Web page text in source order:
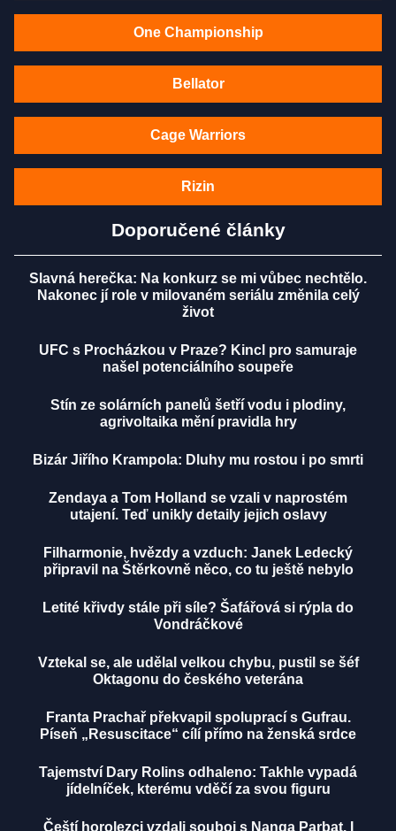
One Championship
Bellator
Cage Warriors
Rizin
Doporučené články
Slavná herečka: Na konkurz se mi vůbec nechtělo.
Nakonec jí role v milovaném seriálu změnila celý
život
UFC s Procházkou v Praze? Kincl pro samuraje
našel potenciálního soupeře
Stín ze solárních panelů šetří vodu i plodiny,
agrivoltaika mění pravidla hry
Bizár Jiřího Krampola: Dluhy mu rostou i po smrti
Zendaya a Tom Holland se vzali v naprostém
utajení. Teď unikly detaily jejich oslavy
Filharmonie, hvězdy a vzduch: Janek Ledecký
připravil na Štěrkovně něco, co tu ještě nebylo
Letité křivdy stále při síle? Šafářová si rýpla do
Vondráčkové
Vztekal se, ale udělal velkou chybu, pustil se šéf
Oktagonu do českého veterána
Franta Prachař překvapil spoluprací s Gufrau.
Píseň „Resuscitace“ cílí přímo na ženská srdce
Tajemství Dary Rolins odhaleno: Takhle vypadá
jídelníček, kterému vděčí za svou figuru
Čeští horolezci vzdali souboj s Nanga Parbat. I